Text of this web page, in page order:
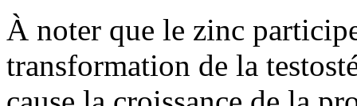
À noter que le zinc
transformation de la